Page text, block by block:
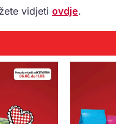
vidjeti ovdje.